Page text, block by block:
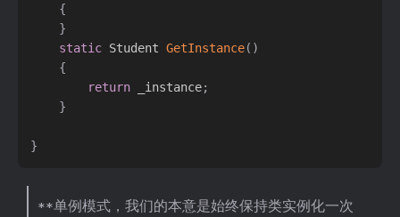
{
}
static Student GetInstance( )
{
return _instance;
}
}
**单例模式，我们的本意是始终保持类实例化一次